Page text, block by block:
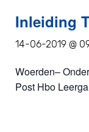
Inleiding
14-06-2019 @
Woerden–
Post Hbo